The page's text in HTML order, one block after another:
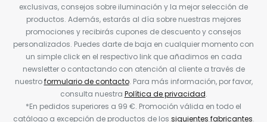
exclusivas, consejos sobre iluminación y la mejor selección de
productos. Además, estarás al día sobre nuestras mejores
promociones y recibirás cupones de descuento y consejos
personalizados. Puedes darte de baja en cualquier momento con
un simple click en el respectivo link que añadimos en cada
newsletter o contactando con atención al cliente a través de
nuestroformulario de contacto. Para más información, por favor,
consulta nuestra Política de privacidad.
*En pedidos superiores a 99 €. Promoción válida en todo el
catálogo a excepción de productos de los siguientes fabricantes.